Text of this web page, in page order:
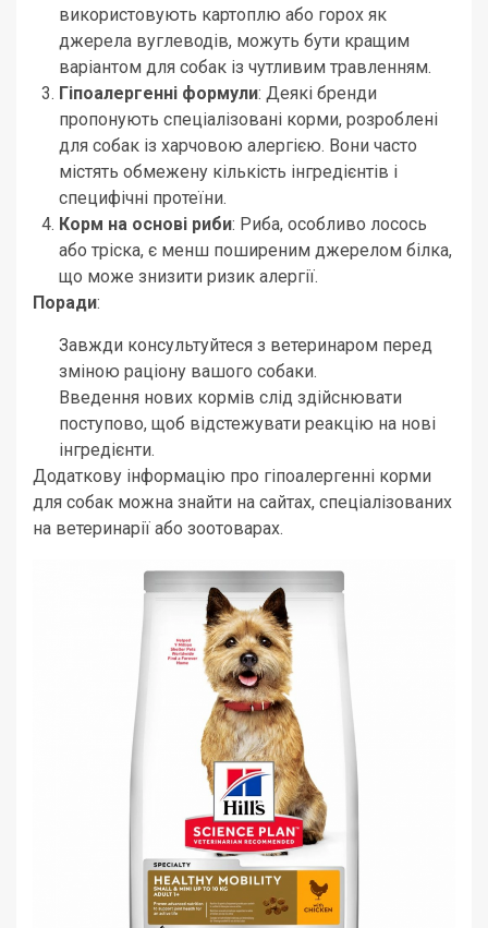
використовують картоплю або горох як
джерела вуглеводів, можуть бути кращим
варіантом для собак із чутливим травленням.
Гіпоалергенні формули: Деякі бренди
пропонують спеціалізовані корми, розроблені
для собак із харчовою алергією. Вони часто
містять обмежену кількість інгредієнтів і
специфічні протеїни.
Корм на основі риби: Риба, особливо лосось
або тріска, є менш поширеним джерелом білка,
що може знизити ризик алергії.
Поради:
Завжди консультуйтеся з ветеринаром перед
зміною раціону вашого собаки.
Введення нових кормів слід здійснювати
поступово, щоб відстежувати реакцію на нові
інгредієнти.
Додаткову інформацію про гіпоалергенні корми
для собак можна знайти на сайтах, спеціалізованих
на ветеринарії або зоотоварах.